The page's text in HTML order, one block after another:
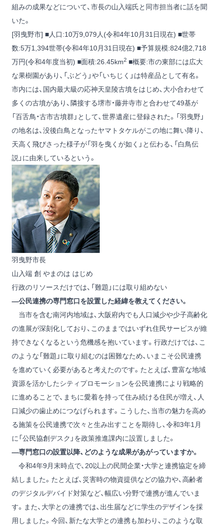
組みの成果などについて、市長の山入端氏と同市担当者に話を聞
いた。
[羽曳野市] ■人口:10万9,079人(令和4年10月31日現在) ■世帯
数:5万1,394世帯(令和4年10月31日現在) ■予算規模:824億2,718
万円(令和4年度当初) ■面積:26.45km2 ■概要:市の東部には広大
な果樹園があり、「ぶどう」や「いちじく」は特産品として有名。
市内には、国内最大級の応神天皇陵古墳をはじめ、大小合わせて
多くの古墳があり、隣接する堺市・藤井寺市と合わせて49基が
「百舌鳥・古市古墳群」として、世界遺産に登録された。「羽曳野」
の地名は、没後白鳥となったヤマトタケルがこの地に舞い降り、
天高く飛びさった様子が「羽を曳くが如く」と伝わる、「白鳥伝
説」に由来しているという。
羽曳野市長
山入端 創 やまのは はじめ
行政のリソースだけでは、「難題」には取り組めない
―公民連携の専門窓口を設置した経緯を教えてください。
当市を含む南河内地域は、大阪府内でも人口減少や少子高齢化
の進展が深刻化しており、このままではいずれ住民サービスが維
持できなくなるという危機感を抱いています。行政だけでは、こ
のような「難題」に取り組むのは困難なため、いまこそ公民連携
を進めていく必要があると考えたのです。たとえば、豊富な地域
資源を活かしたシティプロモーションを公民連携により戦略的
に進めることで、まちに愛着を持って住み続ける住民が増え、人
口減少の歯止めにつなげられます。こうした、当市の魅力を高め
る施策を公民連携で次々と生み出すことを期待し、令和3年1月
に「公民協創デスク」を政策推進課内に設置しました。
―専門窓口の設置以降、どのような成果があがっていますか。
令和4年9月末時点で、20以上の民間企業・大学と連携協定を締
結しました。たとえば、災害時の物資提供などの協力や、高齢者
のデジタルデバイド対策など、幅広い分野で連携が進んでいま
す。また、大学との連携では、出生届などに学生のデザインを採
用しました。今回、新たな大学との連携も加わり、このような取